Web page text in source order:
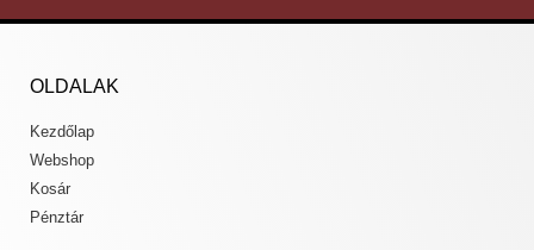
OLDALAK
Kezdőlap
Webshop
Kosár
Pénztár